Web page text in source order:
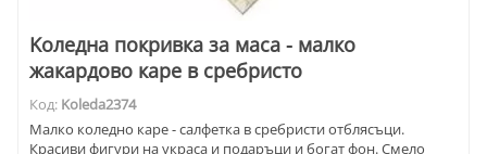
Kоледна покривка за маса - малко
жакардово каре в сребристо
Код: Koleda2374
Малко коледно каре - салфетка в сребристи отблясъци.
Красиви фигури на украса и подаръци и богат фон. Смело